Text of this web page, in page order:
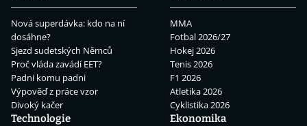
Nová superdávka: kdo na ní
dosáhne?
Sjezd sudetských Němců
Proč vláda zavádí EET?
Padni komu padni
Výpověď z práce vzor
Divoký kačer
MMA
Fotbal 2026/27
Hokej 2026
Tenis 2026
F1 2026
Atletika 2026
Cyklistika 2026
Technologie
Ekonomika